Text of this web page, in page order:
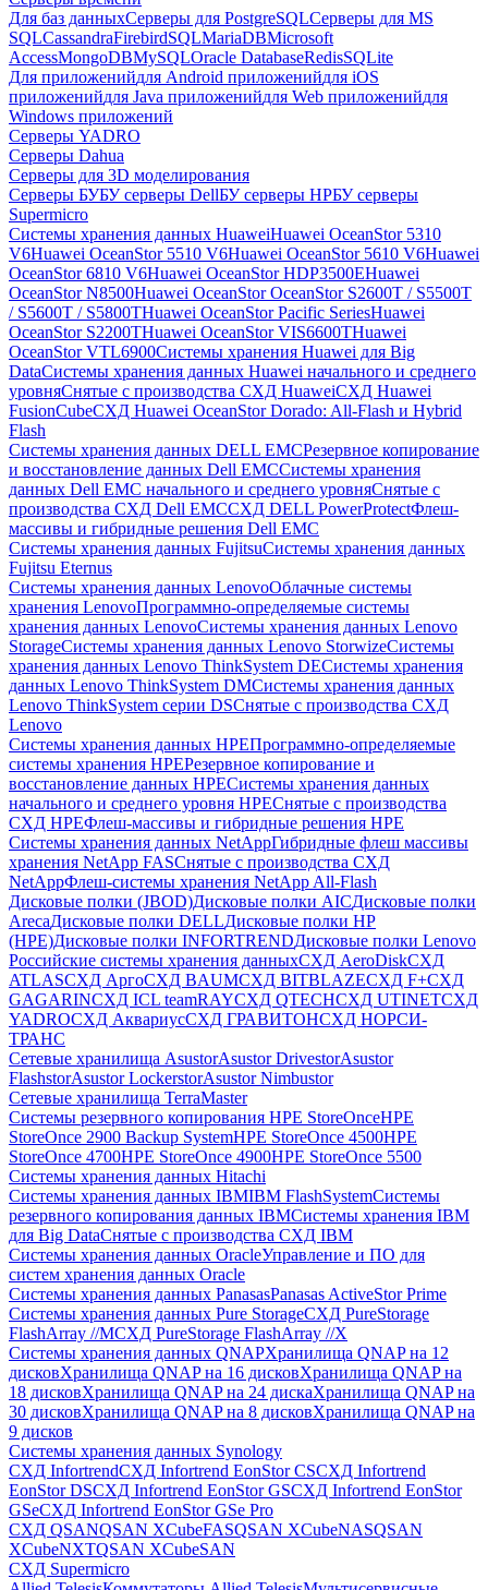
Для баз данныхСерверы для PostgreSQLСерверы для MS
SQLCassandraFirebirdSQLMariaDBMicrosoft
AccessMongoDBMySQLOracle DatabaseRedisSQLite
Для приложенийдля Android приложенийдля iOS
приложенийдля Java приложенийдля Web приложенийдля
Windows приложений
Серверы YADRO
Серверы Dahua
Серверы для 3D моделирования
Серверы БУБУ серверы DellБУ серверы HPБУ серверы
Supermicro
Системы хранения данных HuaweiHuawei OceanStor 5310
V6Huawei OceanStor 5510 V6Huawei OceanStor 5610 V6Huawei
OceanStor 6810 V6Huawei OceanStor HDP3500EHuawei
OceanStor N8500Huawei OceanStor OceanStor S2600T / S5500T
/ S5600T / S5800THuawei OceanStor Pacific SeriesHuawei
OceanStor S2200THuawei OceanStor VIS6600THuawei
OceanStor VTL6900Системы хранения Huawei для Big
DataСистемы хранения данных Huawei начального и среднего
уровняСнятые с производства СХД HuaweiСХД Huawei
FusionCubeСХД Huawei OceanStor Dorado: All-Flash и Hybrid
Flash
Системы хранения данных DELL EMCРезервное копирование
и восстановление данных Dell EMCСистемы хранения
данных Dell EMC начального и среднего уровняСнятые с
производства СХД Dell EMCСХД DELL PowerProtectФлеш-
массивы и гибридные решения Dell EMC
Системы хранения данных FujitsuСистемы хранения данных
Fujitsu Eternus
Системы хранения данных LenovoОблачные системы
хранения LenovoПрограммно-определяемые системы
хранения данных LenovoСистемы хранения данных Lenovo
StorageСистемы хранения данных Lenovo StorwizeСистемы
хранения данных Lenovo ThinkSystem DEСистемы хранения
данных Lenovo ThinkSystem DMСистемы хранения данных
Lenovo ThinkSystem серии DSСнятые с производства СХД
Lenovo
Системы хранения данных HPEПрограммно-определяемые
системы хранения HPEРезервное копирование и
восстановление данных HPEСистемы хранения данных
начального и среднего уровня HPEСнятые с производства
СХД HPEФлеш-массивы и гибридные решения HPE
Cистемы хранения данных NetAppГибридные флеш массивы
хранения NetApp FASСнятые с производства СХД
NetAppФлеш-системы хранения NetApp All-Flash
Дисковые полки (JBOD)Дисковые полки AICДисковые полки
ArecaДисковые полки DELLДисковые полки HP
(HPE)Дисковые полки INFORTRENDДисковые полки Lenovo
Российские системы хранения данныхСХД AeroDiskСХД
ATLASСХД AргоСХД BAUMСХД BITBLAZEСХД F+СХД
GAGARINСХД ICL teamRAYСХД QTECHСХД UTINETСХД
YADROСХД АквариусСХД ГРАВИТОНСХД НОРСИ-
ТРАНС
Сетевые хранилища AsustorAsustor DrivestorAsustor
FlashstorAsustor LockerstorAsustor Nimbustor
Сетевые хранилища TerraMaster
Системы резервного копирования HPE StoreOnceHPE
StoreOnce 2900 Backup SystemHPE StoreOnce 4500HPE
StoreOnce 4700HPE StoreOnce 4900HPE StoreOnce 5500
Системы хранения данных Hitachi
Системы хранения данных IBMIBM FlashSystemСистемы
резервного копирования данных IBMСистемы хранения IBM
для Big DataСнятые с производства СХД IBM
Системы хранения данных OracleУправление и ПО для
систем хранения данных Oracle
Системы хранения данных PanasasPanasas ActiveStor Prime
Системы хранения данных Pure StorageСХД PureStorage
FlashArray //MСХД PureStorage FlashArray //X
Системы хранения данных QNAPХранилища QNAP на 12
дисковХранилища QNAP на 16 дисковХранилища QNAP на
18 дисковХранилища QNAP на 24 дискаХранилища QNAP на
30 дисковХранилища QNAP на 8 дисковХранилища QNAP на
9 дисков
Системы хранения данных Synology
СХД InfortrendСХД Infortrend EonStor CSСХД Infortrend
EonStor DSСХД Infortrend EonStor GSСХД Infortrend EonStor
GSeСХД Infortrend EonStor GSe Pro
СХД QSANQSAN XCubeFASQSAN XCubeNASQSAN
XCubeNXTQSAN XCubeSAN
СХД Supermicro